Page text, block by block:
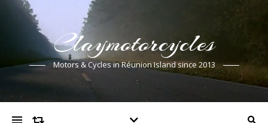
Claymotorcycles
Motors & Cycles in Réunion Island since 2013